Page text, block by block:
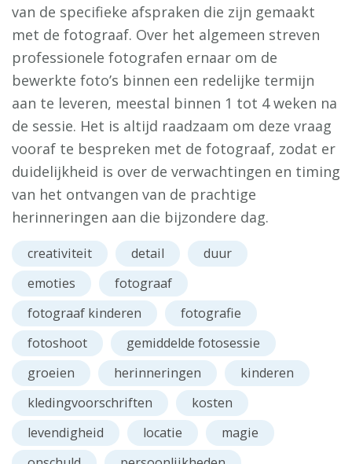
van de specifieke afspraken die zijn gemaakt
met de fotograaf. Over het algemeen streven
professionele fotografen ernaar om de
bewerkte foto’s binnen een redelijke termijn
aan te leveren, meestal binnen 1 tot 4 weken na
de sessie. Het is altijd raadzaam om deze vraag
vooraf te bespreken met de fotograaf, zodat er
duidelijkheid is over de verwachtingen en timing
van het ontvangen van de prachtige
herinneringen aan die bijzondere dag.
creativiteit detail
duur
emoties
fotograaf
fotograaf kinderen
fotografie
fotoshoot
gemiddelde fotosessie
groeien
herinneringen
kinderen
kledingvoorschriften
kosten
levendigheid
locatie
magie